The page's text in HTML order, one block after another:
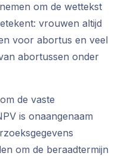
om de wettekst
vrouwen altijd
voor abortus en veel
abortussen onder
de vaste
is onaangenaam
om de beraadtermijn